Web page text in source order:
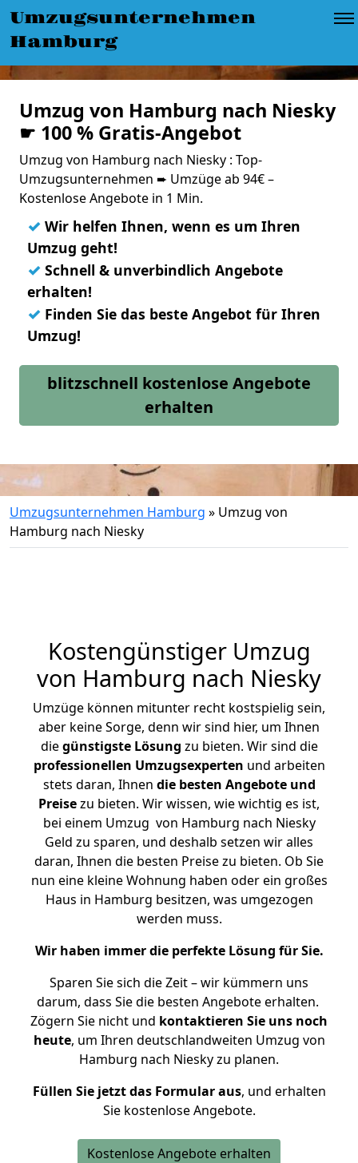
Umzugsunternehmen
Hamburg
Umzug von Hamburg nach Niesky
☛ 100 % Gratis-Angebot
Umzug von Hamburg nach Niesky : Top-
Umzugsunternehmen ➨ Umzüge ab 94€ –
Kostenlose Angebote in 1 Min.
✓ Wir helfen Ihnen, wenn es um Ihren
Umzug geht!
✓ Schnell & unverbindlich Angebote
erhalten!
✓ Finden Sie das beste Angebot für Ihren
Umzug!
blitzschnell kostenlose Angebote
erhalten
Umzugsunternehmen Hamburg » Umzug von
Hamburg nach Niesky
Kostengünstiger Umzug
von Hamburg nach Niesky
Umzüge können mitunter recht kostspielig sein,
aber keine Sorge, denn wir sind hier, um Ihnen
diegünstigste Lösung zu bieten. Wir sind die
professionellen Umzugsexperten und arbeiten
stets daran, Ihnen die besten Angebote und
Preisezu bieten. Wir wissen, wie wichtig es ist,
bei einem Umzug von Hamburg nach Niesky
Geld zu sparen, und deshalb setzen wir alles
daran, Ihnen die besten Preise zu bieten. Ob Sie
nun eine kleine Wohnung haben oder ein großes
Haus in Hamburg besitzen, was umgezogen
werden muss.
Wir haben immer die perfekte Lösung für Sie.
Sparen Sie sich die Zeit – wir kümmern uns
darum, dass Sie die besten Angebote erhalten.
Zögern Sie nicht und kontaktieren Sie uns noch
heute, um Ihren deutschlandweiten Umzug von
Hamburg nach Niesky zu planen.
Füllen Sie jetzt das Formular aus, und erhalten
Sie kostenlose Angebote.
Kostenlose Angebote erhalten